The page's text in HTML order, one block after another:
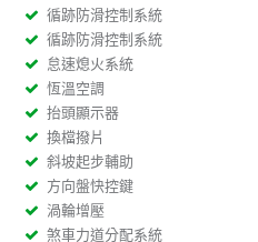
循跡防滑控制系統
循跡防滑控制系統
怠速熄火系統
恆溫空調
抬頭顯示器
換檔撥片
斜坡起步輔助
方向盤快控鍵
渦輪增壓
煞車力道分配系統